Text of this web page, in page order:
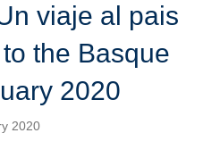
viaje al pais
the Basque
2020
2020